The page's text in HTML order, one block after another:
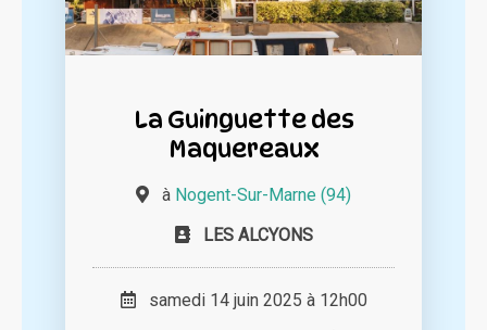
La Guinguette des
Maquereaux
à Nogent-Sur-Marne (94)
LES ALCYONS
samedi 14 juin 2025 à 12h00